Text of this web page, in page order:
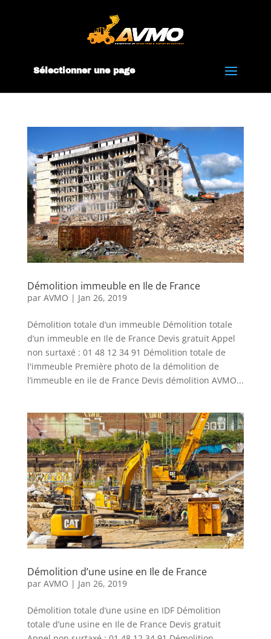
Sélectionner une page
Démolition immeuble en Ile de France
par AVMO | Jan 26, 2019
Démolition totale d’un immeuble Démolition totale
d’un immeuble en Ile de France Devis gratuit Appel
non surtaxé : 01 48 12 34 91 Démolition totale de
l'immeuble Première photo de la démolition de
l’immeuble en ile de France Devis démolition AVMO...
Démolition d’une usine en Ile de France
par AVMO | Jan 26, 2019
Démolition totale d’une usine en IDF Démolition
totale d’une usine en Ile de France Devis gratuit